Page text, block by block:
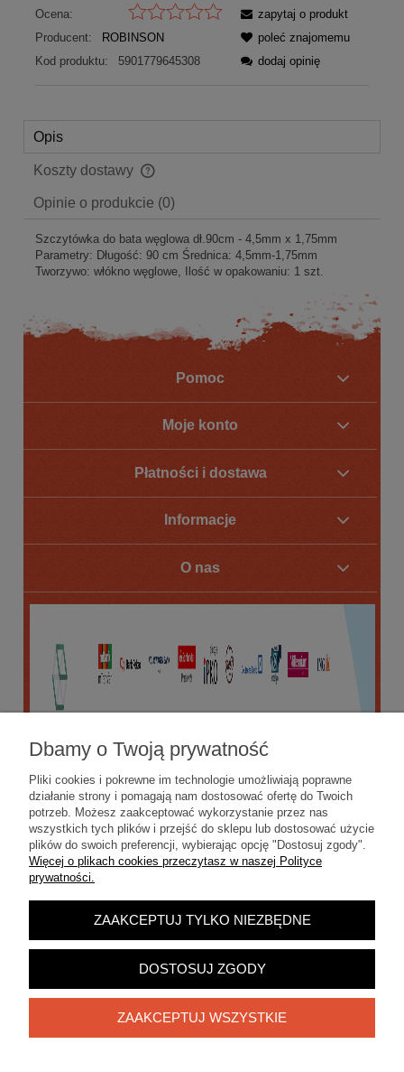
Ocena:
Producent:
ROBINSON
Kod produktu:
5901779645308
zapytaj o produkt
poleć znajomemu
dodaj opinię
Opis
Koszty dostawy
Cena nie zawiera ewentualnych kosztów płatności
Opinie o produkcie (0)
Szczytówka do bata węglowa dł.90cm - 4,5mm x 1,75mm
Parametry: Długość: 90 cm Średnica: 4,5mm-1,75mm
Tworzywo: włókno węglowe, Ilość w opakowaniu: 1 szt.
Pomoc
Moje konto
Płatności i dostawa
Informacje
O nas
POKAŻ PEŁNĄ WERSJĘ STRONY
Sklep internetowy Shoper.pl
Dbamy o Twoją prywatność
Pliki cookies i pokrewne im technologie umożliwiają poprawne
działanie strony i pomagają nam dostosować ofertę do Twoich
potrzeb. Możesz zaakceptować wykorzystanie przez nas
wszystkich tych plików i przejść do sklepu lub dostosować użycie
plików do swoich preferencji, wybierając opcję "Dostosuj zgody".
Więcej o plikach cookies przeczytasz w naszej Polityce
prywatności.
ZAAKCEPTUJ TYLKO NIEZBĘDNE
DOSTOSUJ ZGODY
ZAAKCEPTUJ WSZYSTKIE